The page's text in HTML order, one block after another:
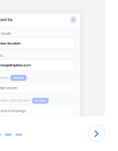
5 6